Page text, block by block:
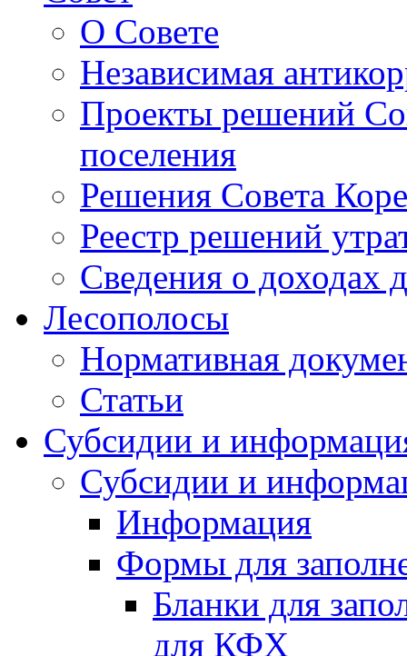
О Совете
Независимая
Проекты решений
поселения
Решения Совета
Реестр решений
Сведения о доходах
Лесополосы
Нормативная
Статьи
Субсидии и
Субсидии и
Информация
Формы для
Бланки для
для КФХ